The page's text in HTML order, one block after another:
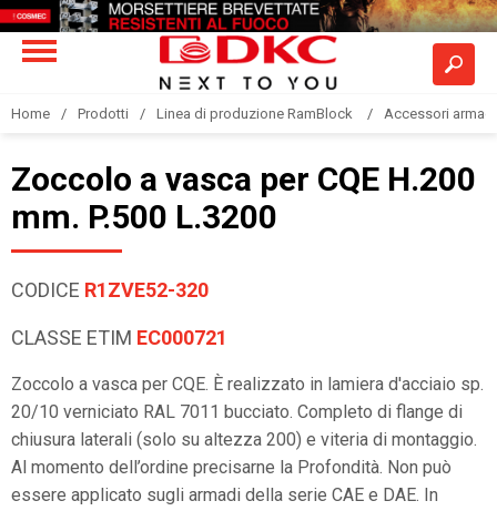
Home Prodotti Linea di produzione RamBlock Accessori armadi
Zoccolo a vasca per CQE H.200
mm. P.500 L.3200
CODICE R1ZVE52-320
CLASSE ETIM EC000721
Zoccolo a vasca per CQE. È realizzato in lamiera d'acciaio sp.
20/10 verniciato RAL 7011 bucciato. Completo di flange di
chiusura laterali (solo su altezza 200) e viteria di montaggio.
Al momento dell’ordine precisarne la Profondità. Non può
essere applicato sugli armadi della serie CAE e DAE. In